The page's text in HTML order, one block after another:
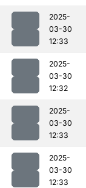
2025-
03-30
12:33
2025-
03-30
12:32
2025-
03-30
12:33
2025-
03-30
12:33